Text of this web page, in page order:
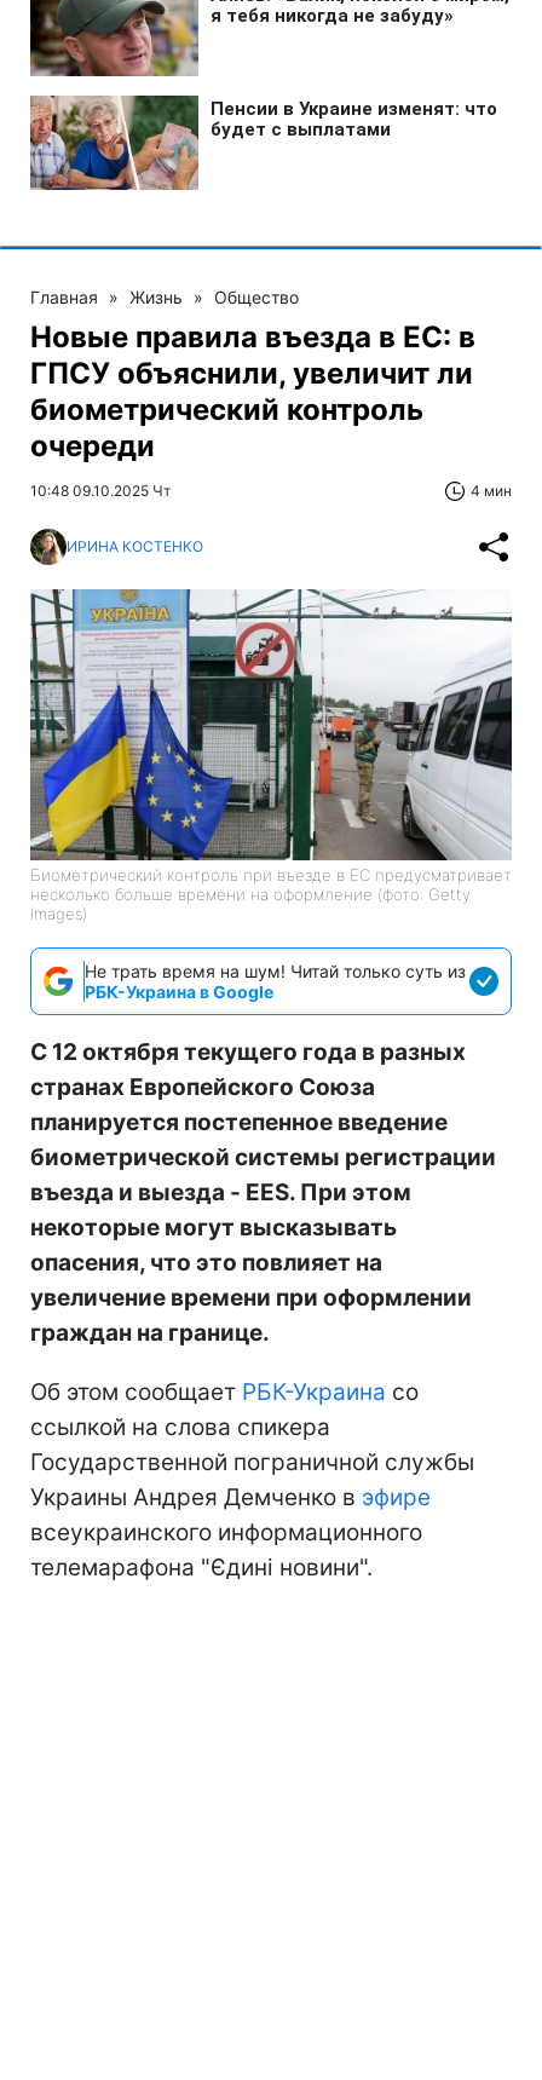
Главная » Жизнь » Общество
Новые правила въезда в ЕС: в
ГПСУ объяснили, увеличит ли
биометрический контроль
очереди
10:48 09.10.2025 Чт 4 мин
ИРИНА КОСТЕНКО
Биометрический контроль при въезде в ЕС предусматривает
несколько больше времени на оформление (фото: Getty
Images)
Не трать время на шум! Читай только суть из
РБК-Украина в Google
С 12 октября текущего года в разных
странах Европейского Союза
планируется постепенное введение
биометрической системы регистрации
въезда и выезда - EES. При этом
некоторые могут высказывать
опасения, что это повлияет на
увеличение времени при оформлении
граждан на границе.
Об этом сообщает РБК-Украина со
ссылкой на слова спикера
Государственной пограничной службы
Украины Андрея Демченко в эфире
всеукраинского информационного
телемарафона "Єдині новини".